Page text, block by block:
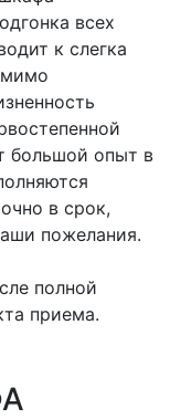
всех
к слегка
большой опыт в
в срок,
пожелания.
полной
приема.